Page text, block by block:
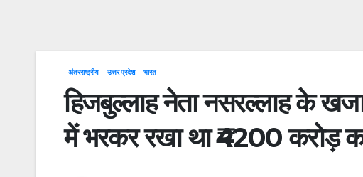
अंतरराष्ट्रीय उत्तर प्रदेश भारत
हिजबुल्लाह नेता नसरल्लाह के
में भरकर रखा था ₹4200 करोड़